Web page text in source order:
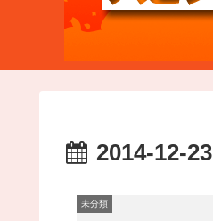
2014-12-23
未分類